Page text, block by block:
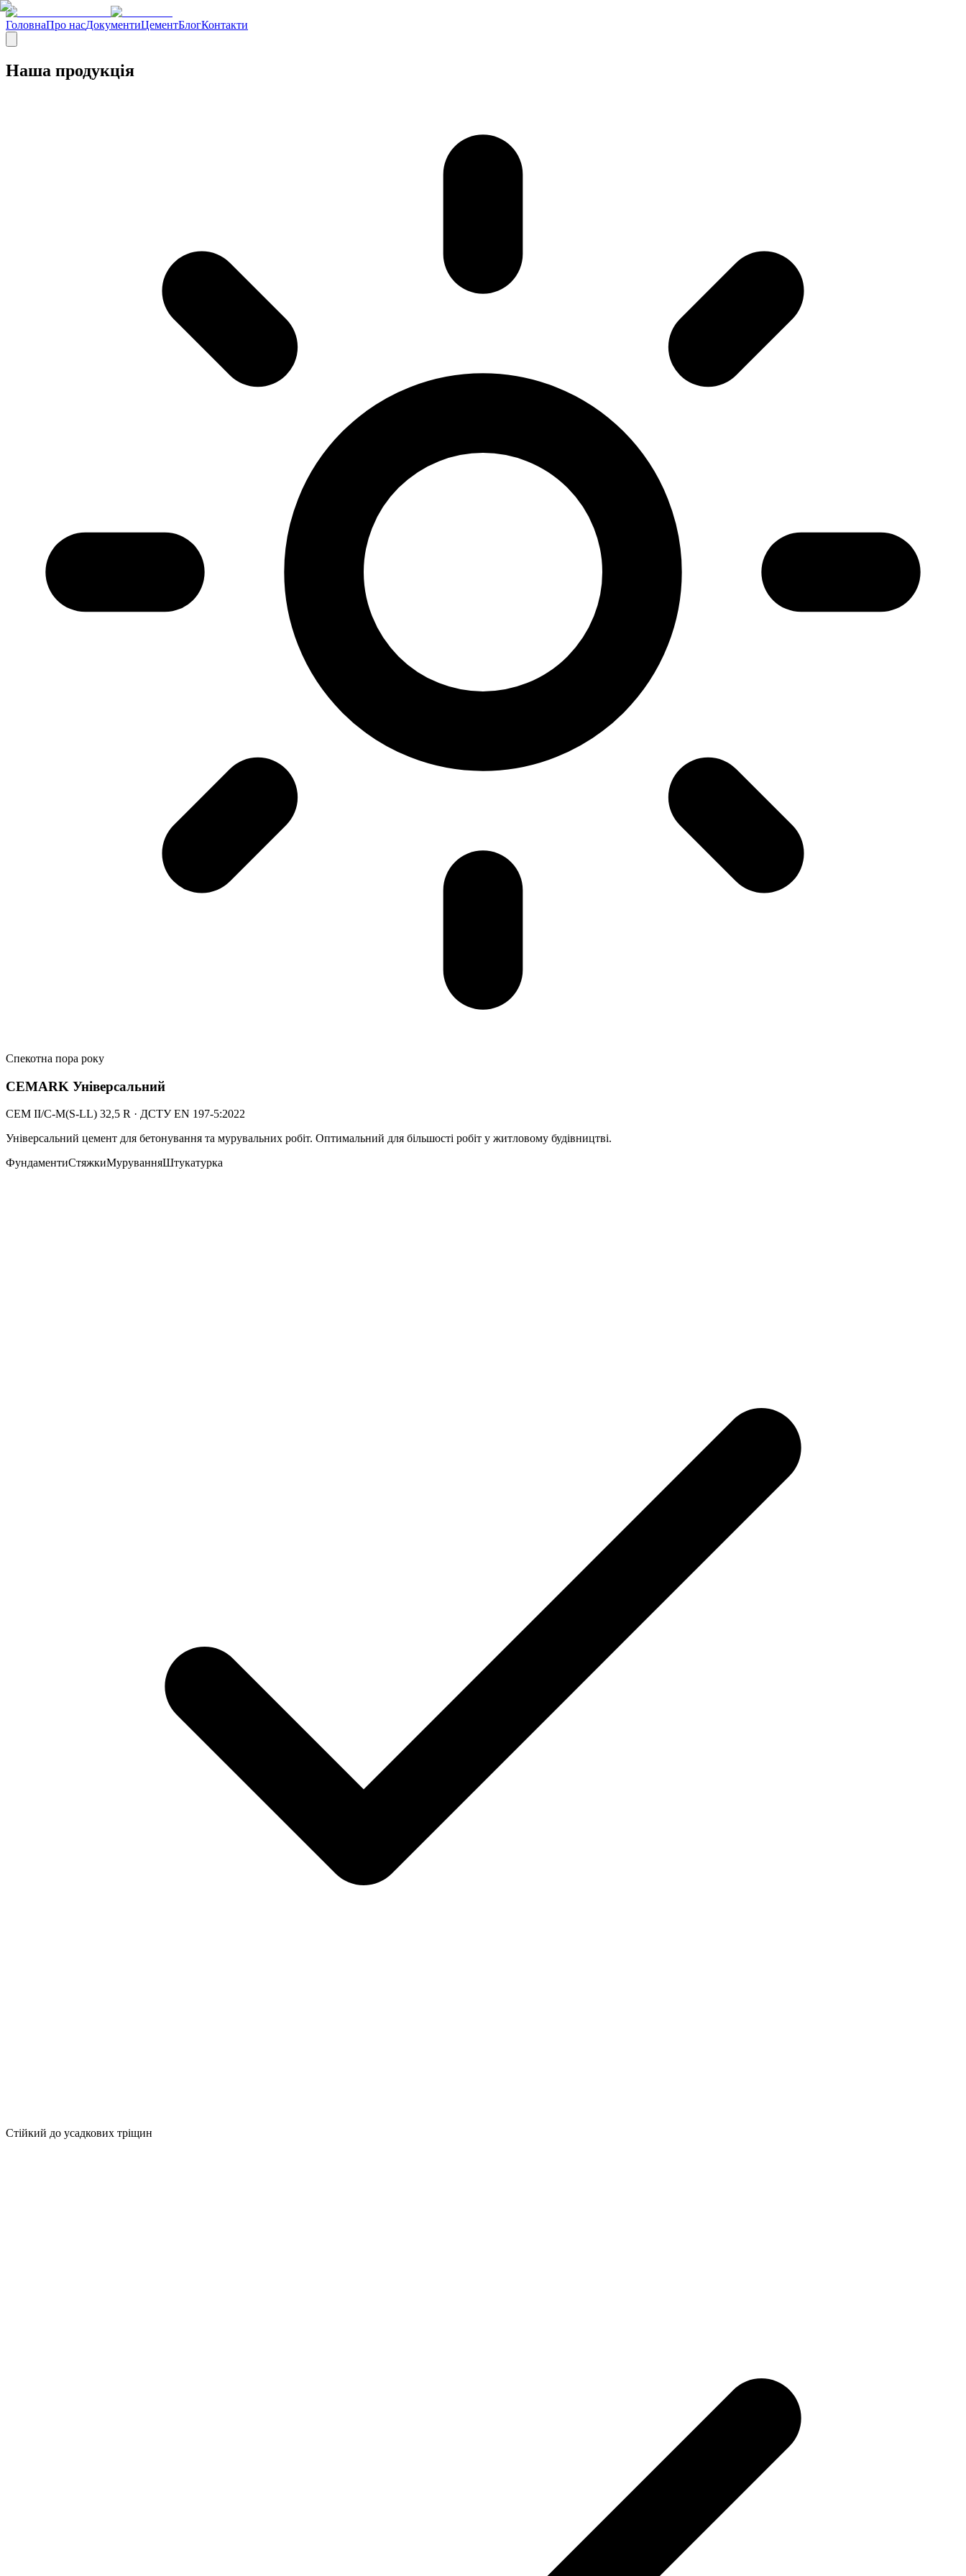
ГоловнаПро насДокументиЦементБлогКонтакти
Наша продукція
Спекотна пора року
CEMARK Універсальний
CEM II/C-M(S-LL) 32,5 R · ДСТУ EN 197-5:2022
Універсальний цемент для бетонування та мурувальних робіт. Оптимальний для більшості робіт у житловому будівництві.
ФундаментиСтяжкиМуруванняШтукатурка
Стійкий до усадкових тріщин